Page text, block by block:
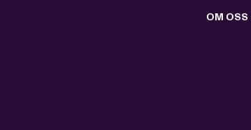
OM OSS